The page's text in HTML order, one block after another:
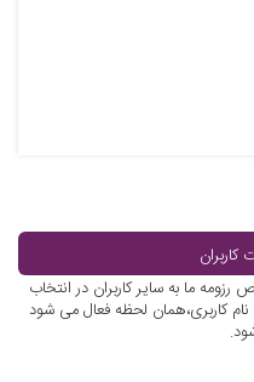
کاربران
ما به سایر کاربران در انتخاب
کاربری،همان لحظه فعال می شود